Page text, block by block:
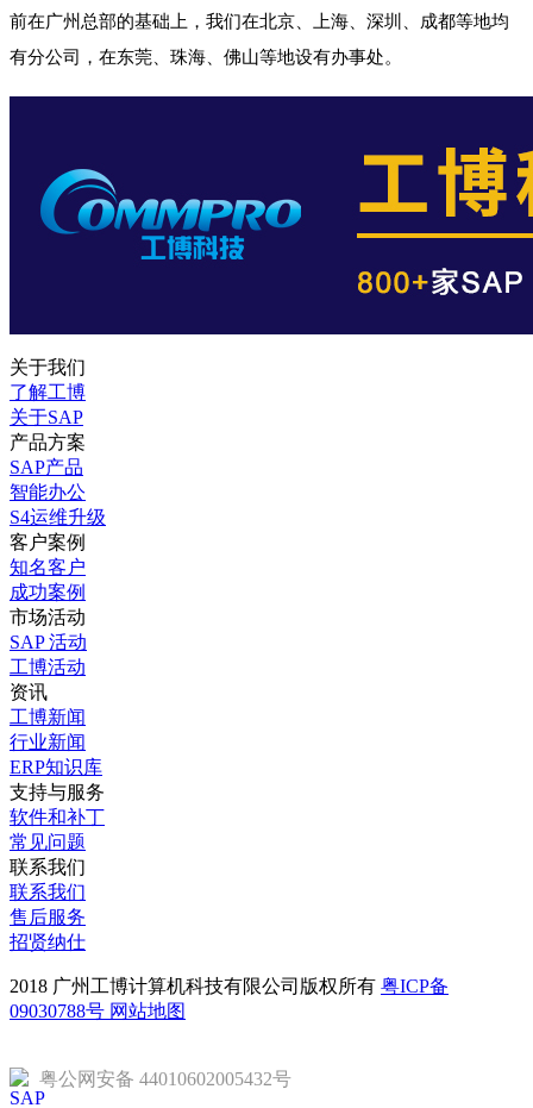
前在广州总部的基础上，我们在北京、上海、深圳、成都等地均
有分公司，在东莞、珠海、佛山等地设有办事处。
关于我们
了解工博
关于SAP
产品方案
SAP产品
智能办公
S4运维升级
客户案例
知名客户
成功案例
市场活动
SAP 活动
工博活动
资讯
工博新闻
行业新闻
ERP知识库
支持与服务
软件和补丁
常见问题
联系我们
联系我们
售后服务
招贤纳仕
2018 广州工博计算机科技有限公司版权所有 粤ICP备
09030788号 网站地图
粤公网安备 44010602005432号